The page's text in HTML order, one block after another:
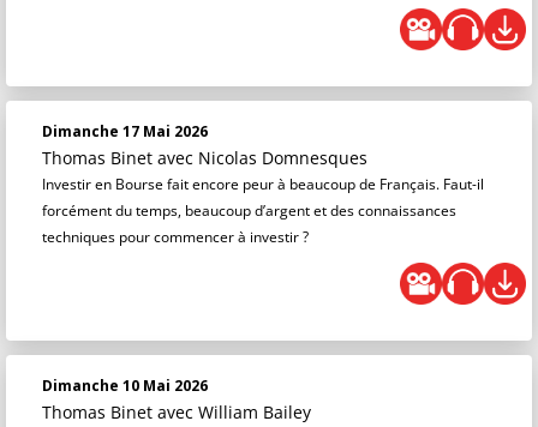
Dimanche 17 Mai 2026
Thomas Binet avec Nicolas Domnesques
Investir en Bourse fait encore peur à beaucoup de Français. Faut-il
forcément du temps, beaucoup d’argent et des connaissances
techniques pour commencer à investir ?
Dimanche 10 Mai 2026
Thomas Binet avec William Bailey